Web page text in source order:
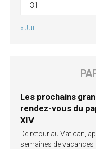
31
« Juil
Les prochains
rendez-vous du
XIV
De retour au Vatican,
semaines de vacances